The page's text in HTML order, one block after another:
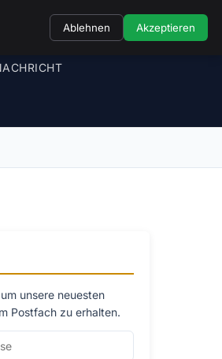
unsere neuesten
Postfach zu erhalten.
Ablehnen Akzeptieren